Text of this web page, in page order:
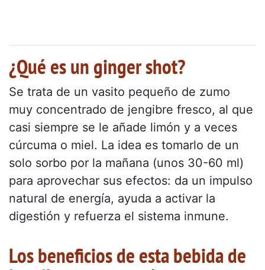
¿Qué es un ginger shot?
Se trata de un vasito pequeño de zumo
muy concentrado de jengibre fresco, al que
casi siempre se le añade limón y a veces
cúrcuma o miel. La idea es tomarlo de un
solo sorbo por la mañana (unos 30-60 ml)
para aprovechar sus efectos: da un impulso
natural de energía, ayuda a activar la
digestión y refuerza el sistema inmune.
Los beneficios de esta bebida de